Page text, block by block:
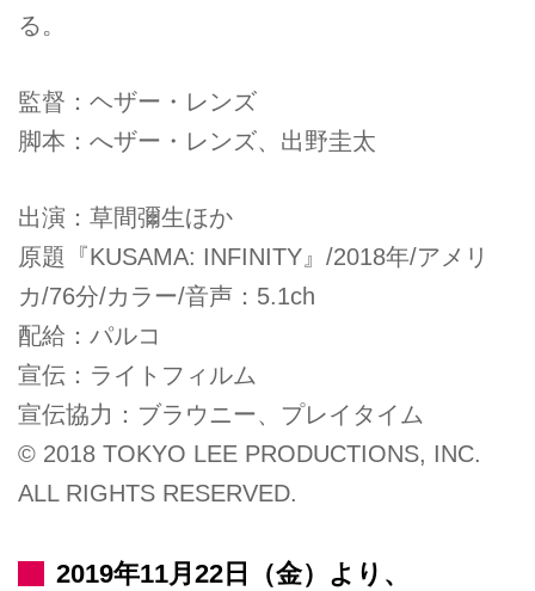
る。
監督：ヘザー・レンズ
脚本：へザー・レンズ、出野圭太
出演：草間彌生ほか
原題『KUSAMA: INFINITY』/2018年/アメリ
カ/76分/カラー/音声：5.1ch
配給：パルコ
宣伝：ライトフィルム
宣伝協力：ブラウニー、プレイタイム
© 2018 TOKYO LEE PRODUCTIONS, INC.
ALL RIGHTS RESERVED.
2019年11月22日（金）より、